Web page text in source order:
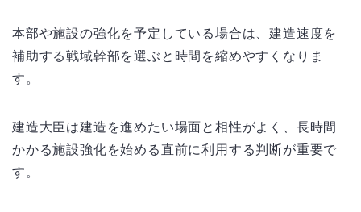
本部や施設の強化を予定している場合は、建造速度を
補助する戦域幹部を選ぶと時間を縮めやすくなりま
す。
建造大臣は建造を進めたい場面と相性がよく、長時間
かかる施設強化を始める直前に利用する判断が重要で
す。